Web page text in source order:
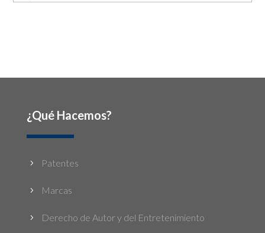
¿Qué Hacemos?
5 Patentes
5 Marcas
5 Derecho de Autor y del Entretenimiento